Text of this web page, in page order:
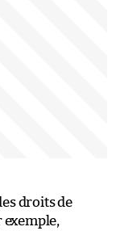
droits de
exemple,